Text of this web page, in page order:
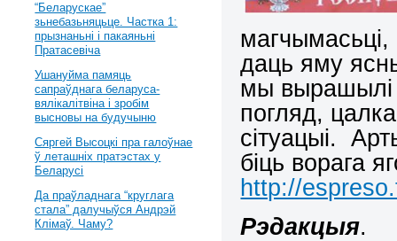
магчымасьці,
даць яму
мы вырашылі
погляд,
сітуацыі.
біць ворага
http://
Рэдакцыя.
“Беларускае”
зьнебазьняцьце. Частка 1:
прызнаньні і пакаяньні
Пратасевіча
Ушануйма памяць
сапраўднага беларуса-
вялікалітвіна і зробім
высновы на будучыню
Сяргей Высоцкі пра галоўнае
ў леташніх пратэстах у
Беларусі
Да праўладнага “круглага
стала” далучыўся Андрэй
Клімаў. Чаму?